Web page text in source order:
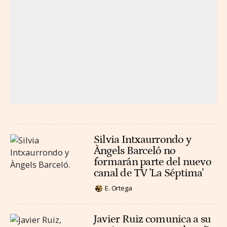
Silvia Intxaurrondo y
Àngels Barceló no
formarán parte del nuevo
canal de TV 'La Séptima'
E. Ortega
Javier Ruiz comunica a su